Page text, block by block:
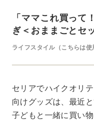
「ママこれ買って
ぎ＜おままごとセ
ライフスタイル（こちらは使
セリアでハイクオリ
向けグッズは、最近
子どもと一緒に買い